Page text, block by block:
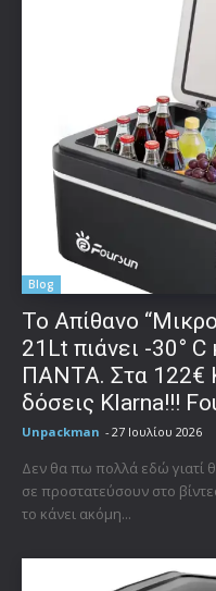
Blog
Το Απίθανο
21Lt πιάνει -30°
ΠΑΝΤΑ. Στα 122€
δόσεις Klarna!!!
Unpackman - 27 Ιουλίου 2026
Δεν θα πω πολλά εδώ γιατί
σε προστατεύσουν στο
το κάνει ακόμη...